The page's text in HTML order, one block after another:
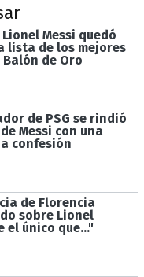
Messi quedó
lista de los mejores
de Oro
de PSG se rindió
Messi con una
confesión
de Florencia
sobre Lionel
el único que..."